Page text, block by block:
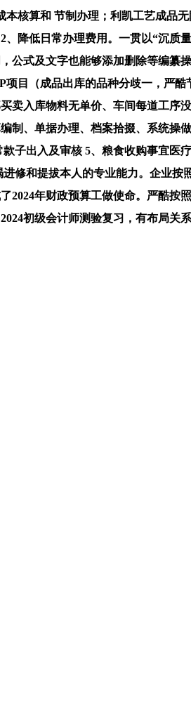
核算和 节制办理；利凯工艺成品
降低日常办理费用。一贯以“沉
式及文字也能够添加删除等编纂
目（成品出库的品种分歧一，严
卖入库物料无单价、车间每道工
制、单据办理、档案拾掇、系统
子出入及审核 5、粮食收购事宜
修和提拔本人的专业能力。企业
年财政预算工做使命。严酷
初级会计师测验复习，有布局关系